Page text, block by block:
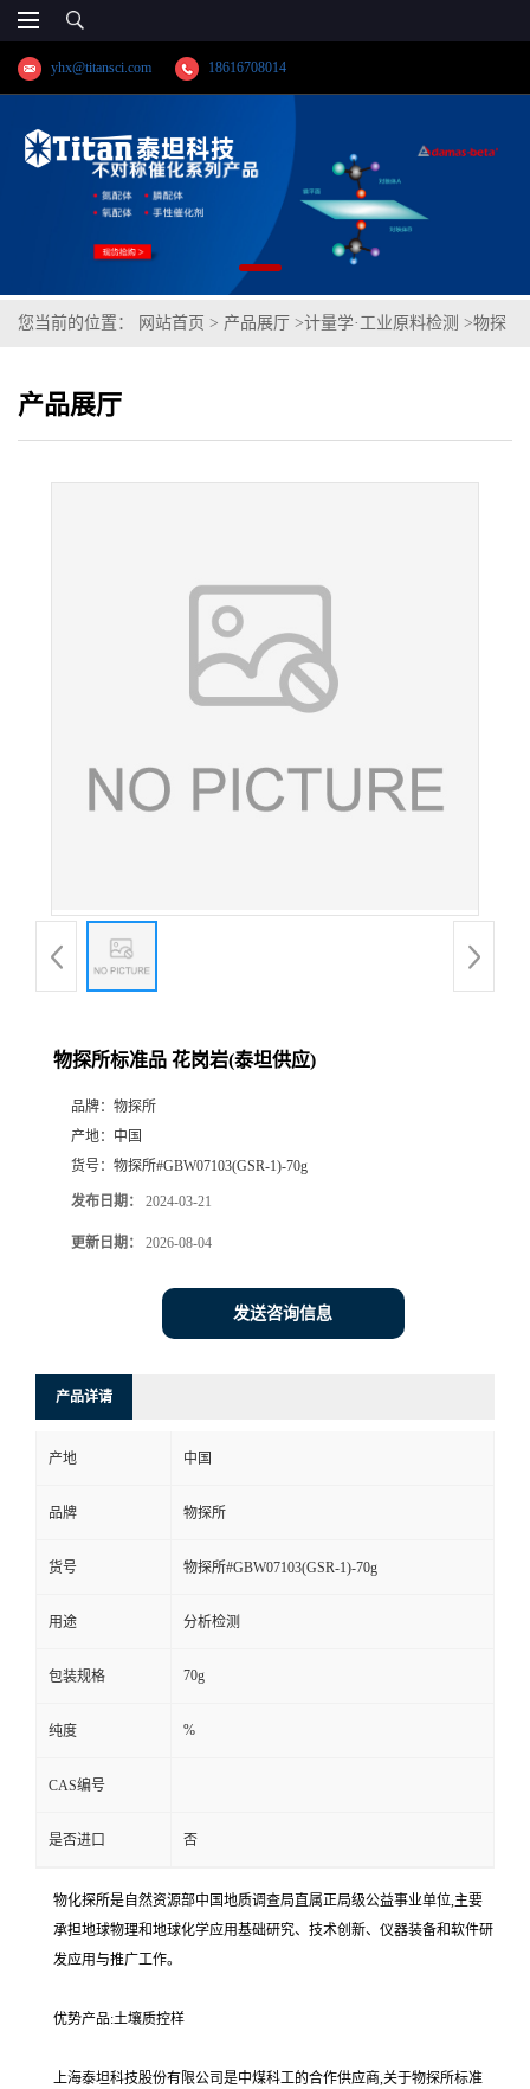
yhx@titansci.com 18616708014
您当前的位置： 网站首页 > 产品展厅 >计量学·工业原料检测 >物探
产品展厅
物探所标准品 花岗岩(泰坦供应)
品牌： 物探所
产地： 中国
货号： 物探所#GBW07103(GSR-1)-70g
发布日期： 2024-03-21
更新日期： 2026-08-04
发送咨询信息
产品详请
产地 中国
品牌 物探所
货号 物探所#GBW07103(GSR-1)-70g
用途 分析检测
包装规格 70g
纯度 %
CAS编号
是否进口 否
物化探所是自然资源部中国地质调查局直属正局级公益事业单位,主要
承担地球物理和地球化学应用基础研究、技术创新、仪器装备和软件研
发应用与推广工作。
优势产品:土壤质控样
上海泰坦科技股份有限公司是中煤科工的合作供应商,关于物探所标准